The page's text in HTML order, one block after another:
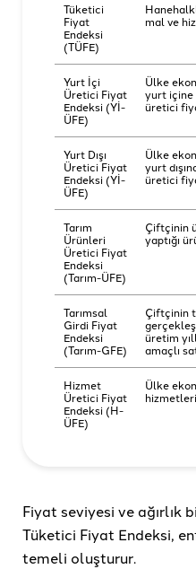
Tüketici
Fiyat
Endeksi
(TÜFE)
mal ve
Yurt İçi
Üretici Fiyat
Endeksi (Yİ-
ÜFE)
Ülke
yurt içine
üretici
Yurt Dışı
Üretici Fiyat
Endeksi (Yİ-
ÜFE)
Ülke
yurt
üretici
Tarım
Ürünleri
Üretici Fiyat
Endeksi
(Tarım-ÜFE)
Çiftçinin
yaptığı
Tarımsal
Girdi Fiyat
Endeksi
(Tarım-GFE)
Çiftçinin
üretim
amaçlı
Hizmet
Üretici Fiyat
Endeksi (H-
ÜFE)
Ülke
Fiyat seviyesi ve ağırlık
Tüketici Fiyat Endeksi,
temeli oluşturur.